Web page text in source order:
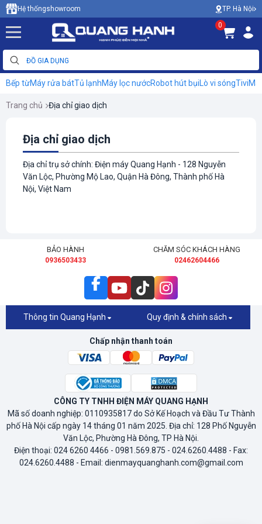
Hệ thốngshowroom TP. Hà Nội
0
Bếp từMáy rửa bátTủ lạnhMáy lọc nướcRobot hút bụiLò vi sóngTivi
Trang chủ Địa chỉ giao dịch
Địa chỉ giao dịch
Địa chỉ trụ sở chính: Điện máy Quang Hạnh - 128 Nguyễn
Văn Lộc, Phường Mộ Lao, Quận Hà Đông, Thành phố Hà
Nội, Việt Nam
BẢO HÀNH
0936503433
CHĂM SÓC KHÁCH HÀNG
02462604466
Thông tin Quang Hạnh Quy định & chính sách
Chấp nhận thanh toán
CÔNG TY TNHH ĐIỆN MÁY QUANG HẠNH
Mã số doanh nghiệp: 0110935817 do Sở Kế Hoạch và Đầu Tư Thành
phố Hà Nội cấp ngày 14 tháng 01 năm 2025. Địa chỉ: 128 Phố Nguyễn
Văn Lộc, Phường Hà Đông, TP Hà Nội.
Điện thoại: 024 6260 4466 - 0981.569.875 - 024.6260.4488 - Fax:
024.6260.4488 - Email: dienmayquanghanh.com@gmail.com